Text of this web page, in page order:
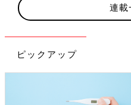
連載
ピックアップ